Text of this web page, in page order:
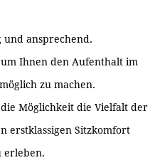
und ansprechend.
Ihnen den Aufenthalt im
zu machen.
Möglichkeit die Vielfalt der
erstklassigen Sitzkomfort
erleben.